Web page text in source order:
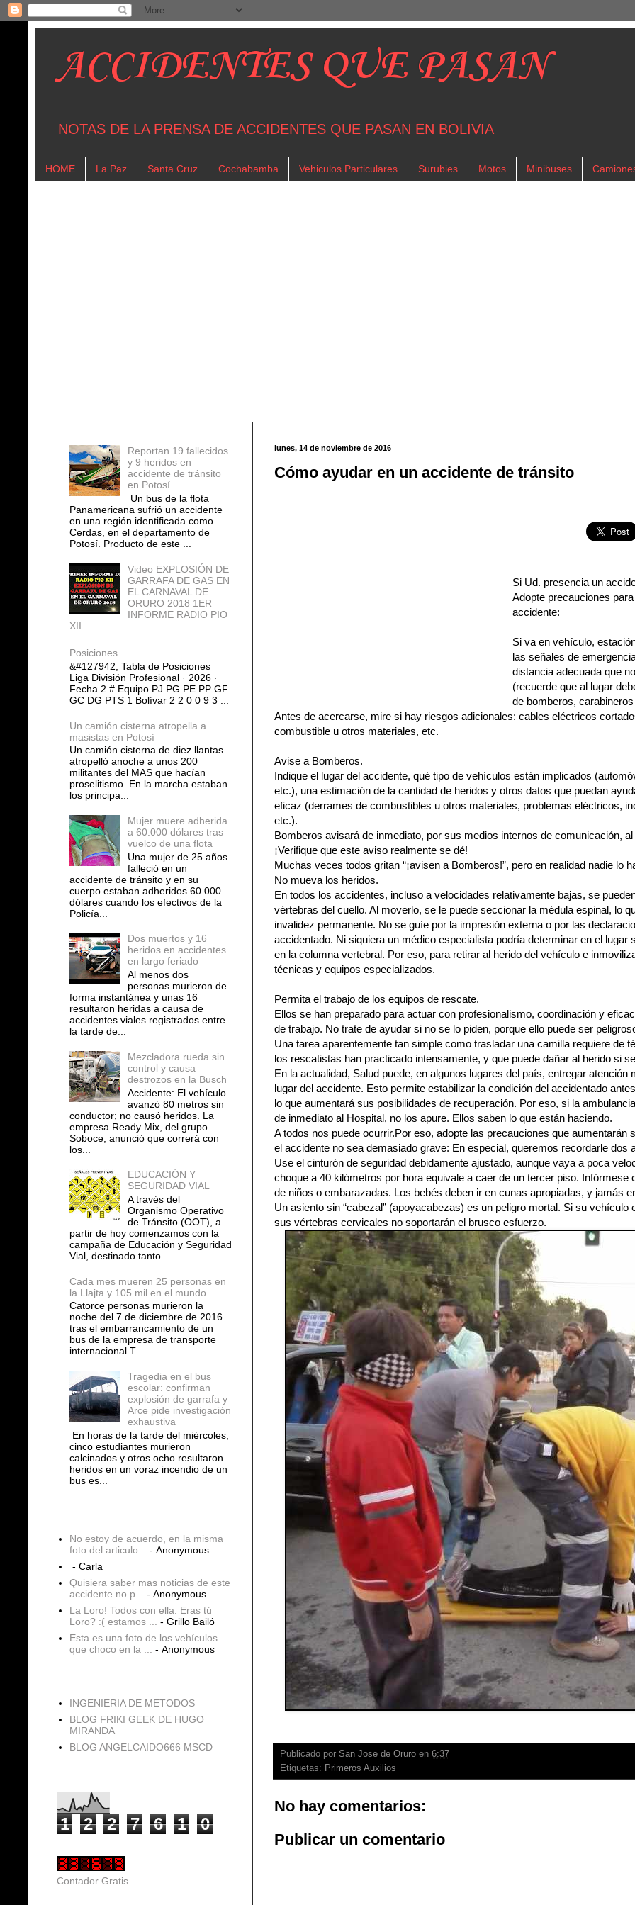
ACCIDENTES QUE PASAN
NOTAS DE LA PRENSA DE ACCIDENTES QUE PASAN EN BOLIVIA
HOME La Paz Santa Cruz Cochabamba Vehiculos Particulares Surubies Motos Minibuses
lunes, 14 de noviembre de 2016
Cómo ayudar en un accidente de tránsito
Si Ud. presencia un
Adopte precauciones
accidente:
Si va en vehículo,
las señales de
distancia adecuada que
(recuerde que al lugar
de bomberos,
Antes de acercarse, mire si hay riesgos adicionales: cables eléctricos
combustible u otros materiales, etc.
Avise a Bomberos.
Indique el lugar del accidente, qué tipo de vehículos están implicados
etc.), una estimación de la cantidad de heridos y otros datos que puedan
eficaz (derrames de combustibles u otros materiales, problemas eléctricos,
etc.).
Bomberos avisará de inmediato, por sus medios internos de comunicación,
¡Verifique que este aviso realmente se dé!
Muchas veces todos gritan “¡avisen a Bomberos!”, pero en realidad nadie lo
No mueva los heridos.
En todos los accidentes, incluso a velocidades relativamente bajas, se
vértebras del cuello. Al moverlo, se le puede seccionar la médula espinal, lo
invalidez permanente. No se guíe por la impresión externa o por las
accidentado. Ni siquiera un médico especialista podría determinar en el lugar
en la columna vertebral. Por eso, para retirar al herido del vehículo e
técnicas y equipos especializados.
Permita el trabajo de los equipos de rescate.
Ellos se han preparado para actuar con profesionalismo, coordinación y
de trabajo. No trate de ayudar si no se lo piden, porque ello puede ser
Una tarea aparentemente tan simple como trasladar una camilla requiere de
los rescatistas han practicado intensamente, y que puede dañar al herido si
En la actualidad, Salud puede, en algunos lugares del país, entregar atención
lugar del accidente. Esto permite estabilizar la condición del accidentado
lo que aumentará sus posibilidades de recuperación. Por eso, si la
de inmediato al Hospital, no los apure. Ellos saben lo que están haciendo.
A todos nos puede ocurrir.Por eso, adopte las precauciones que aumentarán
el accidente no sea demasiado grave: En especial, queremos recordarle dos
Use el cinturón de seguridad debidamente ajustado, aunque vaya a poca
choque a 40 kilómetros por hora equivale a caer de un tercer piso. Infórmese
de niños o embarazadas. Los bebés deben ir en cunas apropiadas, y jamás
Un asiento sin “cabezal” (apoyacabezas) es un peligro mortal. Si su vehículo
sus vértebras cervicales no soportarán el brusco esfuerzo.
Publicado por San Jose de Oruro en 6:37
Etiquetas: Primeros Auxilios
No hay comentarios:
Publicar un comentario
Reportan 19 fallecidos
y 9 heridos en
accidente de tránsito
en Potosí
Un bus de la flota
Panamericana sufrió un accidente
en una región identificada como
Cerdas, en el departamento de
Potosí. Producto de este ...
Video EXPLOSIÓN DE
GARRAFA DE GAS EN
EL CARNAVAL DE
ORURO 2018 1ER
INFORME RADIO PIO
XII
Posiciones
&#127942; Tabla de Posiciones
Liga División Profesional · 2026 ·
Fecha 2 # Equipo PJ PG PE PP GF
GC DG PTS 1 Bolívar 2 2 0 0 9 3 ...
Un camión cisterna atropella a
masistas en Potosí
Un camión cisterna de diez llantas
atropelló anoche a unos 200
militantes del MAS que hacían
proselitismo. En la marcha estaban
los principa...
Mujer muere adherida
a 60.000 dólares tras
vuelco de una flota
Una mujer de 25 años
falleció en un
accidente de tránsito y en su
cuerpo estaban adheridos 60.000
dólares cuando los efectivos de la
Policía...
Dos muertos y 16
heridos en accidentes
en largo feriado
Al menos dos
personas murieron de
forma instantánea y unas 16
resultaron heridas a causa de
accidentes viales registrados entre
la tarde de...
Mezcladora rueda sin
control y causa
destrozos en la Busch
Accidente: El vehículo
avanzó 80 metros sin
conductor; no causó heridos. La
empresa Ready Mix, del grupo
Soboce, anunció que correrá con
los...
EDUCACIÓN Y
SEGURIDAD VIAL
A través del
Organismo Operativo
de Tránsito (OOT), a
partir de hoy comenzamos con la
campaña de Educación y Seguridad
Vial, destinado tanto...
Cada mes mueren 25 personas en
la Llajta y 105 mil en el mundo
Catorce personas murieron la
noche del 7 de diciembre de 2016
tras el embarrancamiento de un
bus de la empresa de transporte
internacional T...
Tragedia en el bus
escolar: confirman
explosión de garrafa y
Arce pide investigación
exhaustiva
En horas de la tarde del miércoles,
cinco estudiantes murieron
calcinados y otros ocho resultaron
heridos en un voraz incendio de un
bus es...
No estoy de acuerdo, en la misma
foto del articulo...
- Anonymous
- Carla
Quisiera saber mas noticias de este
accidente no p...
- Anonymous
La Loro! Todos con ella. Eras tú
Loro? :( estamos ...
- Grillo Bailó
Esta es una foto de los vehículos
que choco en la ...
- Anonymous
INGENIERIA DE METODOS
BLOG FRIKI GEEK DE HUGO
MIRANDA
BLOG ANGELCAIDO666 MSCD
1 2 2 7 6 1 0
Contador Gratis